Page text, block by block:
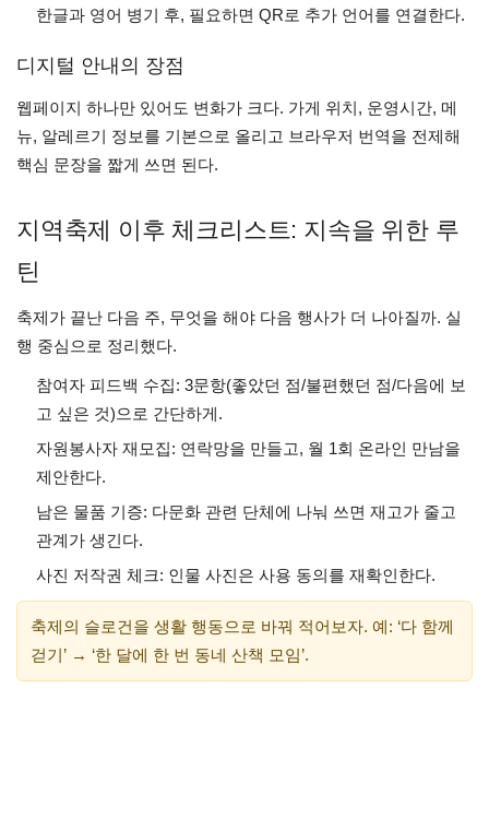
한글과 영어 병기 후, 필요하면 QR로 추가 언어를 연결한다.
디지털 안내의 장점
웹페이지 하나만 있어도 변화가 크다. 가게 위치, 운영시간, 메
뉴, 알레르기 정보를 기본으로 올리고 브라우저 번역을 전제해
핵심 문장을 짧게 쓰면 된다.
지역축제 이후 체크리스트: 지속을 위한 루
틴
축제가 끝난 다음 주, 무엇을 해야 다음 행사가 더 나아질까. 실
행 중심으로 정리했다.
참여자 피드백 수집: 3문항(좋았던 점/불편했던 점/다음에 보
고 싶은 것)으로 간단하게.
자원봉사자 재모집: 연락망을 만들고, 월 1회 온라인 만남을
제안한다.
남은 물품 기증: 다문화 관련 단체에 나눠 쓰면 재고가 줄고
관계가 생긴다.
사진 저작권 체크: 인물 사진은 사용 동의를 재확인한다.
축제의 슬로건을 생활 행동으로 바꿔 적어보자. 예: ‘다 함께
걷기’ → ‘한 달에 한 번 동네 산책 모임’.